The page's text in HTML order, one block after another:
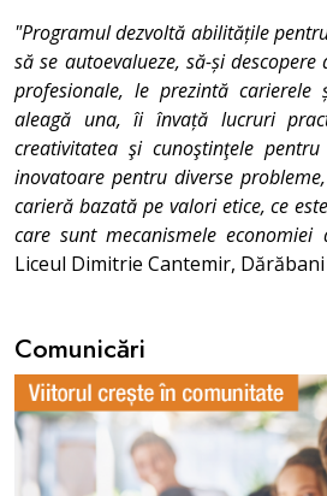
"Programul dezvoltă abilitățile
să se autoevalueze, să-și
profesionale, le prezintă
aleagă una, îi învață lucruri
creativitatea şi cunoştinţele
inovatoare pentru diverse
carieră bazată pe valori etice, ce
care sunt mecanismele economiei
Liceul Dimitrie Cantemir, Dărăbani
Comunicări